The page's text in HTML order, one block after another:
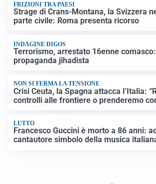
FRIZIONI TRA PAESI
Strage di Crans-Montana, la Svizzera
parte civile: Roma presenta ricorso
INDAGINE DIGOS
Terrorismo, arrestato 16enne
propaganda jihadista
NON SI FERMA LA TENSIONE
Crisi Ceuta, la Spagna attacca l’Italia:
controlli alle frontiere o prenderemo
LUTTO
Francesco Guccini è morto a 86 anni:
cantautore simbolo della musica